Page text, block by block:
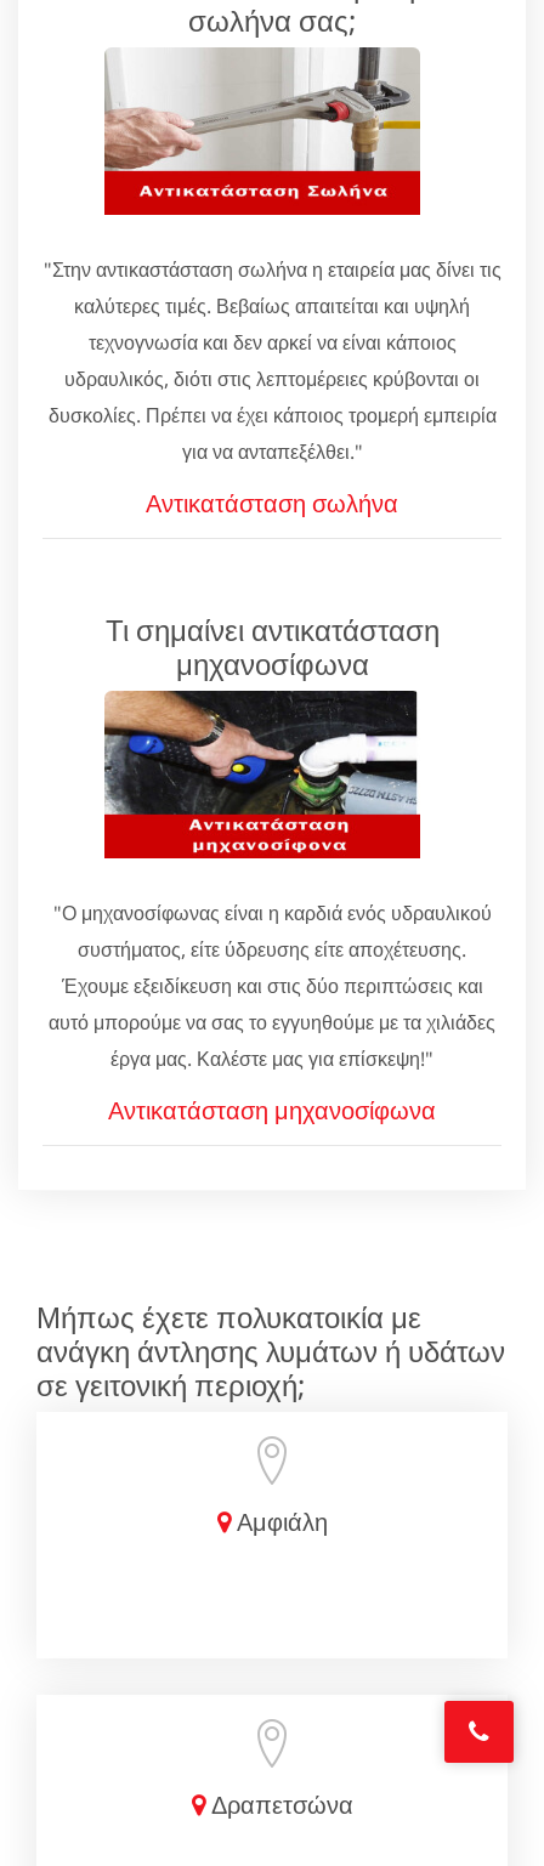
σωλήνα σας;
"Στην αντικαστάσταση σωλήνα η εταιρεία μας δίνει τις
καλύτερες τιμές. Βεβαίως απαιτείται και υψηλή
τεχνογνωσία και δεν αρκεί να είναι κάποιος
υδραυλικός, διότι στις λεπτομέρειες κρύβονται οι
δυσκολίες. Πρέπει να έχει κάποιος τρομερή εμπειρία
για να ανταπεξέλθει."
Αντικατάσταση σωλήνα
Τι σημαίνει αντικατάσταση
μηχανοσίφωνα
"Ο μηχανοσίφωνας είναι η καρδιά ενός υδραυλικού
συστήματος, είτε ύδρευσης είτε αποχέτευσης.
Έχουμε εξειδίκευση και στις δύο περιπτώσεις και
αυτό μπορούμε να σας το εγγυηθούμε με τα χιλιάδες
έργα μας. Καλέστε μας για επίσκεψη!"
Αντικατάσταση μηχανοσίφωνα
Μήπως έχετε πολυκατοικία με
ανάγκη άντλησης λυμάτων ή υδάτων
σε γειτονική περιοχή;
Αμφιάλη
Δραπετσώνα